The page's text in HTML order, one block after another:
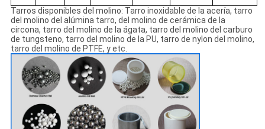
Tarros disponibles del molino: Tarro inoxidable de la acería, tarro
del molino del alúmina tarro, del molino de cerámica de la
circona, tarro del molino de la ágata, tarro del molino del carburo
de tungsteno, tarro del molino de la PU, tarro de nylon del molino,
tarro del molino de PTFE, y etc.